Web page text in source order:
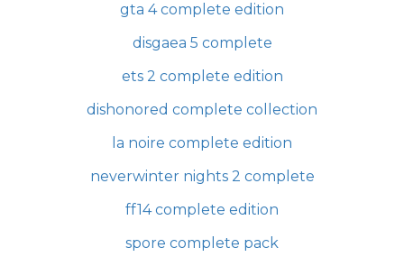
gta 4 complete edition
disgaea 5 complete
ets 2 complete edition
dishonored complete collection
la noire complete edition
neverwinter nights 2 complete
ff14 complete edition
spore complete pack